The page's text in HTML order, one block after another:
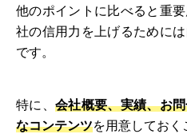
他のポイントに比べると重
社の信用力を上げるために
です。
特に、 会社概要、実績、お
なコンテンツを用意しておく